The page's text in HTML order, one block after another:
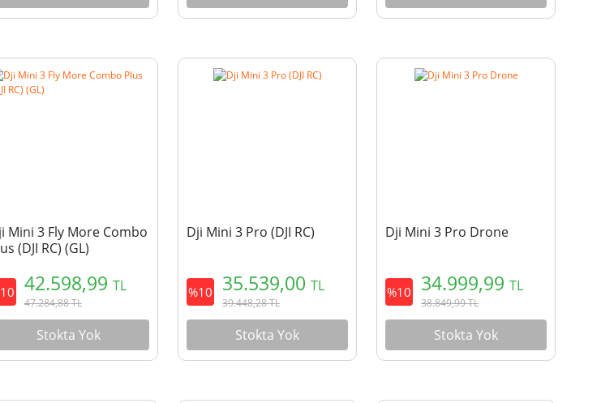
Mini 3 Fly More Combo
(DJI RC) (GL)
42.598,99 TL
47.284,88TL
Stokta Yok
Dji Mini 3 Pro (DJI RC)
%10 35.539,00TL
39.448,28TL
Stokta Yok
Dji Mini 3 Pro Drone
%10 34.999,99TL
38.849,99TL
Stokta Yok